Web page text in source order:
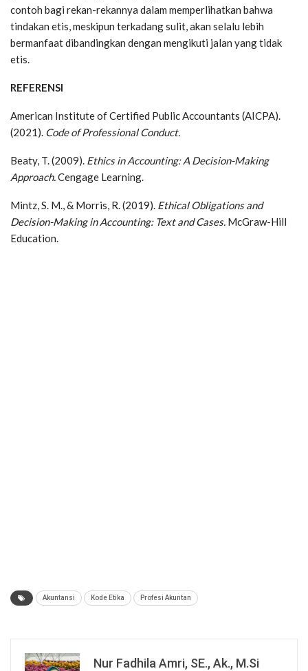
contoh bagi rekan-rekannya dalam memperlihatkan bahwa
tindakan etis, meskipun terkadang sulit, akan selalu lebih
bermanfaat dibandingkan dengan mengikuti jalan yang tidak
etis.
REFERENSI
American Institute of Certified Public Accountants (AICPA).
(2021). Code of Professional Conduct.
Beaty, T. (2009). Ethics in Accounting: A Decision-Making
Approach.Cengage Learning.
Mintz, S. M., & Morris, R. (2019). Ethical Obligations and
Decision-Making in Accounting: Text and Cases. McGraw-Hill
Education.
Akuntansi Kode Etika Profesi Akuntan
Nur Fadhila Amri, SE., Ak., M.Si